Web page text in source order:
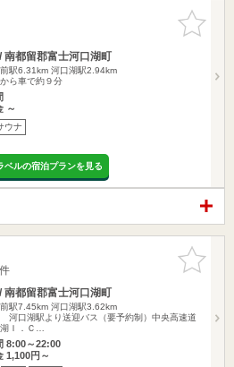
お気に入
りに追加
南都留郡富士河口湖町
駅6.31km 河口湖駅2.94km
ら車で約９分
～
ウナ
ベルの宿泊プランを見る
お気に入
りに追加
南都留郡富士河口湖町
駅7.45km 河口湖駅3.62km
河口湖駅より送迎バス（要予約制）中央高速道
Ｉ．Ｃ…
8:00～22:00
1,100円～